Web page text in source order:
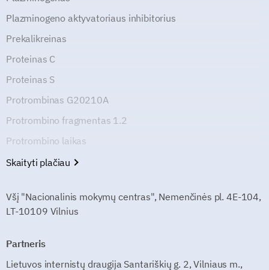
Plazminogeno aktyvatoriaus inhibitorius
Prekalikreinas
Proteinas C
Proteinas S
Protrombinas G20210A
Protrombino fragmentas 1.2
Protrombino laikas
Skaityti plačiau
Všį "Nacionalinis mokymų centras", Nemenčinės pl. 4E-104,
LT-10109 Vilnius
Partneris
Lietuvos internistų draugija Santariškių g. 2, Vilniaus m.,